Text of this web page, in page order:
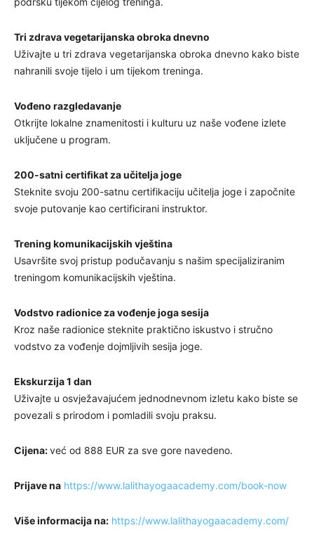
Tri zdrava vegetarijanska obroka dnevno
Uživajte u tri zdrava vegetarijanska obroka dnevno kako biste
nahranili svoje tijelo i um tijekom treninga.
Vođeno razgledavanje
Otkrijte lokalne znamenitosti i kulturu uz naše vođene izlete
uključene u program.
200-satni certifikat za učitelja joge
Steknite svoju 200-satnu certifikaciju učitelja joge i započnite
svoje putovanje kao certificirani instruktor.
Trening komunikacijskih vještina
Usavršite svoj pristup podučavanju s našim specijaliziranim
treningom komunikacijskih vještina.
Vodstvo radionice za vođenje joga sesija
Kroz naše radionice steknite praktično iskustvo i stručno
vodstvo za vođenje dojmljivih sesija joge.
Ekskurzija 1 dan
Uživajte u osvježavajućem jednodnevnom izletu kako biste se
povezali s prirodom i pomladili svoju praksu.
Cijena:već od 888 EUR za sve gore navedeno.
Prijave na https://www.lalithayogaacademy.com/book-now
Više informacija na: https://www.lalithayogaacademy.com/